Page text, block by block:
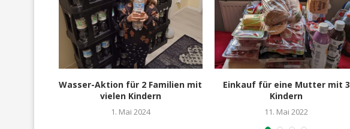
Wasser-Aktion für 2 Familien mit
vielen Kindern
1. Mai 2024
Einkauf für eine Mutter mit 3
Kindern
11. Mai 2022